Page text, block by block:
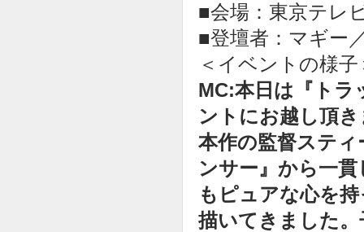
■会場：東京テレ
■登壇者：マギー
＜イベントの様子
MC:本日は『トラ
ントにお越し頂
本作の監督ステ
ンサー』から一
もピュアな心を
描いてきました